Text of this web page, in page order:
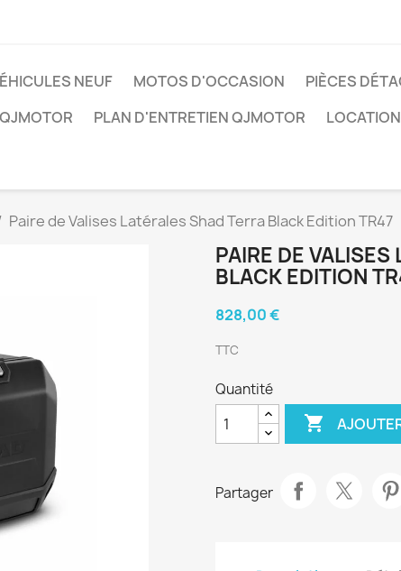
NEUF MOTOS D'OCCASION PIÈCES
PLAN D'ENTRETIEN QJMOTOR
Paire de Valises Latérales Shad Terra Black Edition TR47
PAIRE DE
BLACK EDITION
828,00 €
TTC
Quantité

Partager